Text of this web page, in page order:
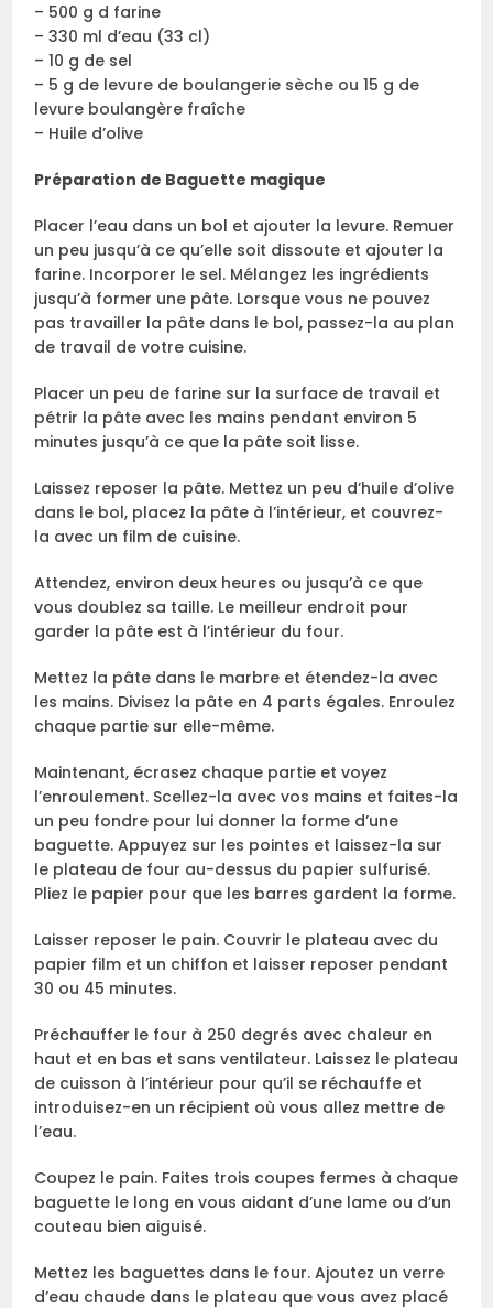
– 500 g d farine
– 330 ml d’eau (33 cl)
– 10 g de sel
– 5 g de levure de boulangerie sèche ou 15 g de
levure boulangère fraîche
– Huile d’olive
Préparation de Baguette magique
Placer l’eau dans un bol et ajouter la levure. Remuer
un peu jusqu’à ce qu’elle soit dissoute et ajouter la
farine. Incorporer le sel. Mélangez les ingrédients
jusqu’à former une pâte. Lorsque vous ne pouvez
pas travailler la pâte dans le bol, passez-la au plan
de travail de votre cuisine.
Placer un peu de farine sur la surface de travail et
pétrir la pâte avec les mains pendant environ 5
minutes jusqu’à ce que la pâte soit lisse.
Laissez reposer la pâte. Mettez un peu d’huile d’olive
dans le bol, placez la pâte à l’intérieur, et couvrez-
la avec un film de cuisine.
Attendez, environ deux heures ou jusqu’à ce que
vous doublez sa taille. Le meilleur endroit pour
garder la pâte est à l’intérieur du four.
Mettez la pâte dans le marbre et étendez-la avec
les mains. Divisez la pâte en 4 parts égales. Enroulez
chaque partie sur elle-même.
Maintenant, écrasez chaque partie et voyez
l’enroulement. Scellez-la avec vos mains et faites-la
un peu fondre pour lui donner la forme d’une
baguette. Appuyez sur les pointes et laissez-la sur
le plateau de four au-dessus du papier sulfurisé.
Pliez le papier pour que les barres gardent la forme.
Laisser reposer le pain. Couvrir le plateau avec du
papier film et un chiffon et laisser reposer pendant
30 ou 45 minutes.
Préchauffer le four à 250 degrés avec chaleur en
haut et en bas et sans ventilateur. Laissez le plateau
de cuisson à l’intérieur pour qu’il se réchauffe et
introduisez-en un récipient où vous allez mettre de
l’eau.
Coupez le pain. Faites trois coupes fermes à chaque
baguette le long en vous aidant d’une lame ou d’un
couteau bien aiguisé.
Mettez les baguettes dans le four. Ajoutez un verre
d’eau chaude dans le plateau que vous avez placé